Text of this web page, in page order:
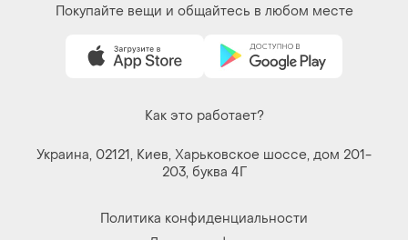
Покупайте вещи и общайтесь в любом месте
Как это работает?
Украина, 02121, Киев, Харьковское шоссе, дом 201-
203, буква 4Г
Политика конфиденциальности